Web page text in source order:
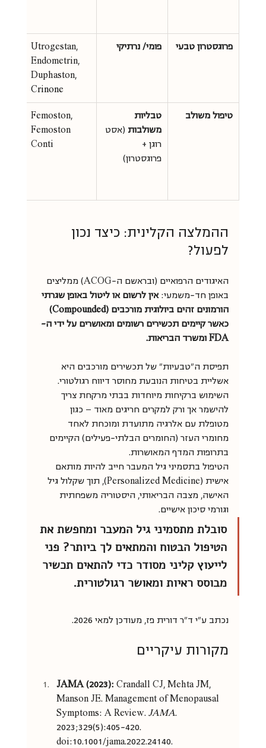
פרוגסטרון טבעי פומי/ נרתיקי
Utrogestan,
Endometrin,
Duphaston,
Crinone
טיפול משולב
טבליות
משולבות (אסט
רוגן +
פרוגסטרון)
Femoston,
Femoston
Conti
ההמלצה הקלינית: כיצד נכון
לפעול?
האיגודים הרפואיים (ובראשם ה-ACOG) ממליצים
באופן חד-משמעי: אין לרשום או ליטול באופן שגרתי
הורמונים זהים ביולוגית מורכבים (Compounded)
כאשר קיימים תכשירים רשומים ומאושרים על ידי ה-
FDA ומשרד הבריאות.
תפיסת ה"טבעיות" של תכשירים מורכבים היא
אשליית בטיחות הנובעת מחוסר דיווח רגולטורי.
השימוש ברקיחות מיוחדות בבתי מרקחת צריך
להישמר אך ורק למקרים חריגים מאוד — כגון
מטופלת עם אלרגיה מתועדת ומוכחת לאחד
מחומרי העזר (החומרים הבלתי-פעילים) הקיימים
בתרופות המדף המאושרות.
הטיפול בתסמיני גיל המעבר חייב להיות מותאם
אישית (Personalized Medicine), תוך שקלול גיל
האישה, מצבה הבריאותי, היסטוריה משפחתית
וגורמי סיכון אישיים.
סובלת מתסמיני גיל המעבר ומחפשת את
הטיפול הבטוח והמתאים לך ביותר? פני
לייעוץ קליני מסודר כדי להתאים תכשיר
מבוסס ראיות ומאושר רגולטורית.
נכתב ע"י ד"ר דורית פז, מעודכן למאי 2026.
מקורות עיקריים
JAMA (2023): Crandall CJ, Mehta JM,
Manson JE. Management of Menopausal
Symptoms: A Review. JAMA.
2023;329(5):405-420.
doi:10.1001/jama.2022.24140.